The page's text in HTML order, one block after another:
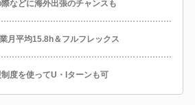
際などに海外出張のチャンスも
月平均15.8h＆フルフレックス
度を使ってU・Iターンも可